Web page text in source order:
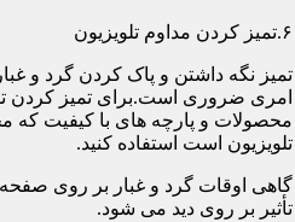
۶.تمیز کردن مداوم تلویزیون
تمیز نگه داشتن و پاک کردن گرد و
امری ضروری است.برای تمیز کردن
محصولات و پارچه های با کیفیت
تلویزیون است استفاده کنید.
گاهی اوقات گرد و غبار بر روی
تأثیر بر روی دید می شود.